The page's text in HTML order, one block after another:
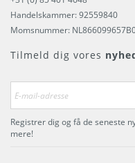
Handelskammer: 92559840
Momsnummer:
Tilmeld dig vores
Registrer dig og få de seneste
mere!